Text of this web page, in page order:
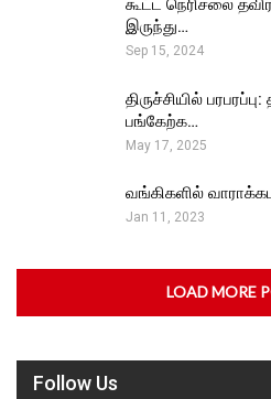
கூட்ட நெரிசலை
இருந்து…
Sep 15, 2024
திருச்சியில்
பங்கேற்க…
May 17, 2025
வங்கிகளில்
Jan 11, 2023
LOAD MORE
Follow Us